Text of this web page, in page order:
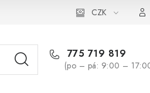
Podmínky ochrany osobních údajů
CZK
775 719 819
(po – pá: 9:00 –